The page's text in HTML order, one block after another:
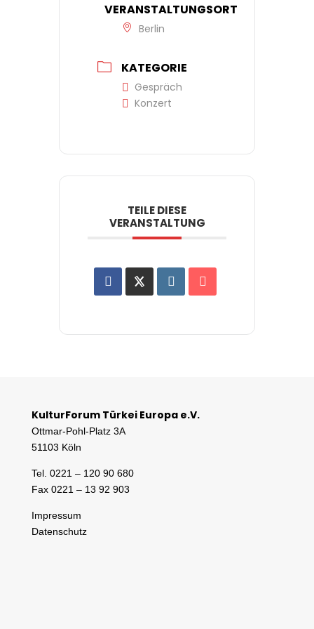
VERANSTALTUNGSORT
Berlin
KATEGORIE
Gespräch
Konzert
TEILE DIESE
VERANSTALTUNG
KulturForum Türkei Europa e.V.
Ottmar-Pohl-Platz 3A
51103 Köln
Tel. 0221 – 120 90 680
Fax 0221 – 13 92 903
Impressum
Datenschutz